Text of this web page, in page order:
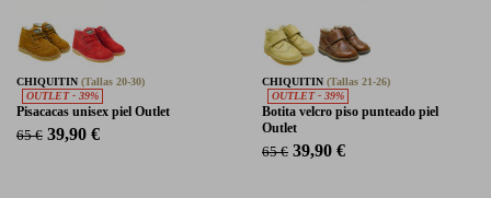
CHIQUITIN (Tallas 20-30)
OUTLET - 39%
Pisacacas unisex piel Outlet
65 € 39,90 €
CHIQUITIN (Tallas 21-26)
OUTLET - 39%
Botita velcro piso punteado piel
Outlet
65 € 39,90 €